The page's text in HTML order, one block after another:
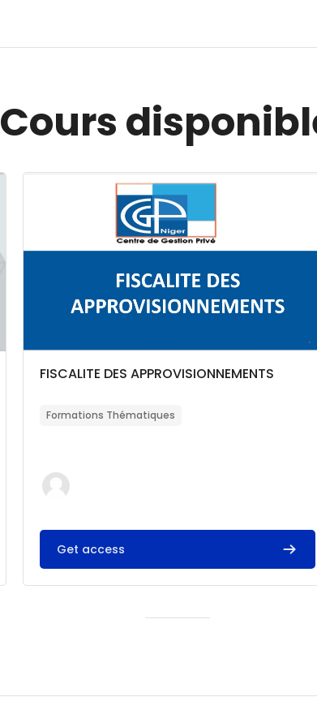
Cours
Image du cours FISCALITE DES
Catégorie de cours
Nom du cours
FISCALITE DES APPROVISIONNEMENTS
Formations Thématiques
Get access